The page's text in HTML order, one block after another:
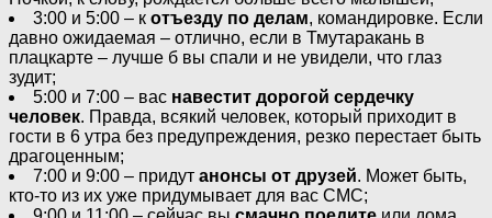
3:00 и 5:00 – к отъезду по делам, командировке. Если
давно ожидаемая – отлично, если в Тмутаракань в
плацкарте – лучше б вы спали и не увидели, что глаз
зудит;
5:00 и 7:00 – вас навестит дорогой сердечку
человек. Правда, всякий человек, который приходит в
гости в 6 утра без предупреждения, резко перестает быть
драгоценным;
7:00 и 9:00 – придут анонсы от друзей. Может быть,
кто-то из их уже придумывает для вас СМС;